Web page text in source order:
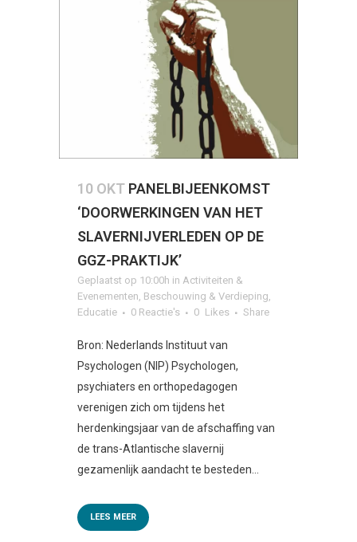
10 OKT PANELBIJEENKOMST
‘DOORWERKINGEN VAN HET
SLAVERNIJVERLEDEN OP DE
GGZ-PRAKTIJK’
Geplaatst op 10:00h in Activiteiten &
Evenementen, Beschouwing & Verdieping,
Educatie
0 Reactie's 0 Likes Share
Bron: Nederlands Instituut van
Psychologen (NIP) Psychologen,
psychiaters en orthopedagogen
verenigen zich om tijdens het
herdenkingsjaar van de afschaffing van
de trans-Atlantische slavernij
gezamenlijk aandacht te besteden...
LEES MEER